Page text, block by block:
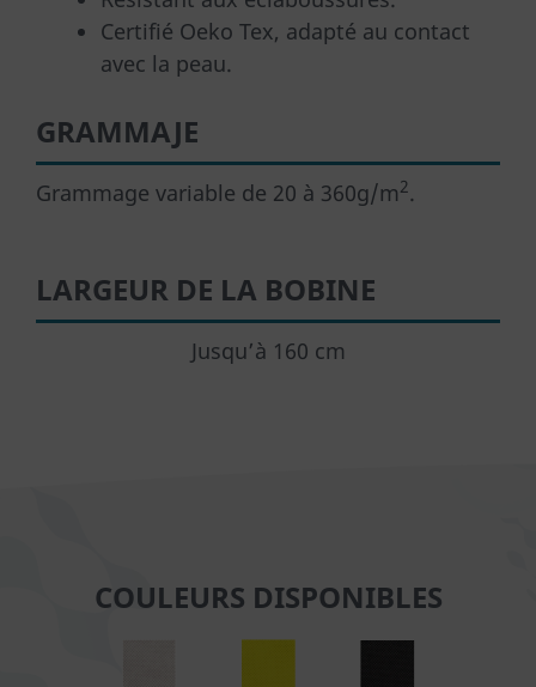
Certifié Oeko Tex, adapté au contact
avec la peau.
GRAMMAJE
Grammage variable de 20 à 360g/m2.
LARGEUR DE LA BOBINE
Jusqu’à 160 cm
COULEURS DISPONIBLES